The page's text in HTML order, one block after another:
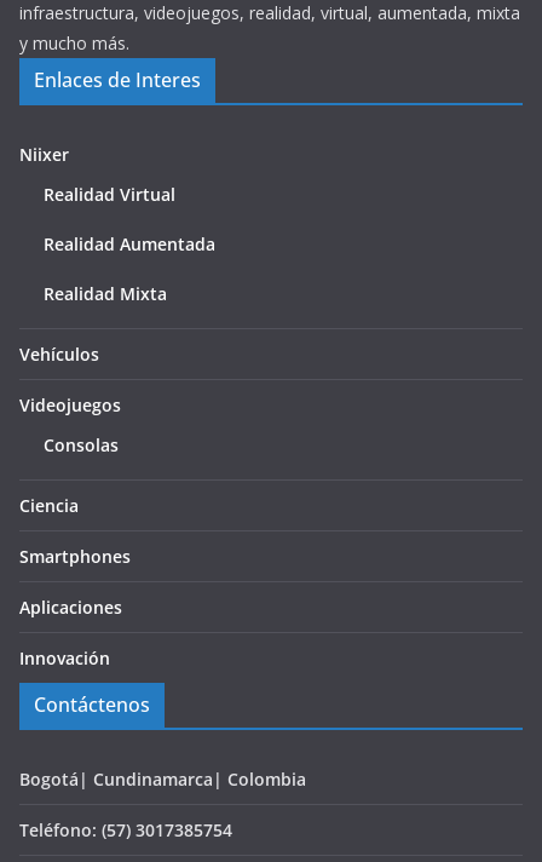
infraestructura, videojuegos, realidad, virtual, aumentada, mixta
y mucho más.
Enlaces de Interes
Niixer
Realidad Virtual
Realidad Aumentada
Realidad Mixta
Vehículos
Videojuegos
Consolas
Ciencia
Smartphones
Aplicaciones
Innovación
Contáctenos
Bogotá| Cundinamarca| Colombia
Teléfono: (57) 3017385754